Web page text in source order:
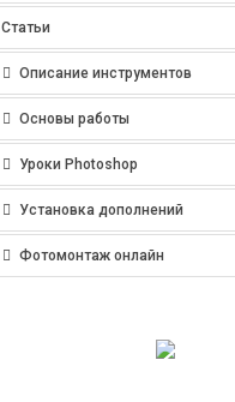
Статьи
Описание инструментов
Основы работы
Уроки Photoshop
Установка дополнений
Фотомонтаж онлайн